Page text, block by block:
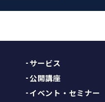
サービス
公開講座
イベント・セミナー